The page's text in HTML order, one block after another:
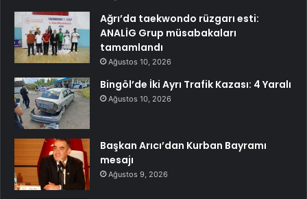
Ağrı’da taekwondo rüzgarı esti:
ANALİG Grup müsabakaları
tamamlandı
Ağustos 10, 2026
Bingöl’de İki Ayrı Trafik Kazası: 4 Yaralı
Ağustos 10, 2026
Başkan Arıcı’dan Kurban Bayramı
mesajı
Ağustos 9, 2026